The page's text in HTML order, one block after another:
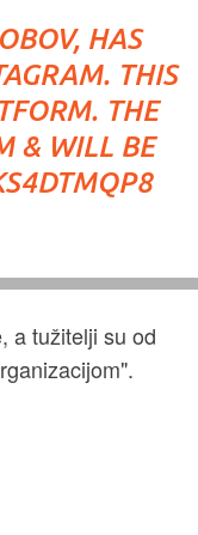
HAS
THIS
THE
& WILL BE
a tužitelji su od